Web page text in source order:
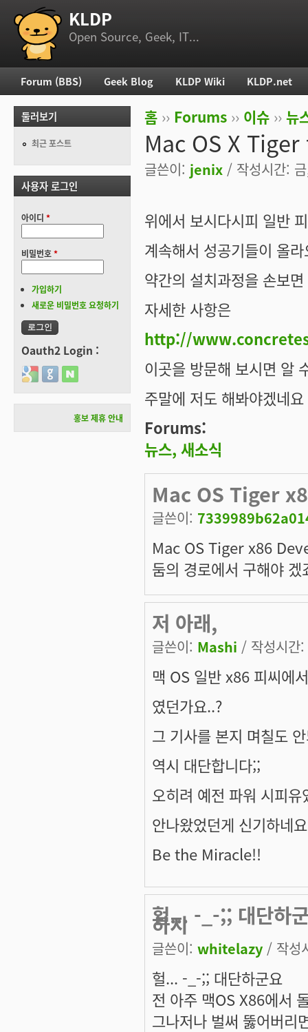
부 메뉴 KLDP
Open Source, Geek, IT...
현재 위치
홈 ›› Forums ›› 이슈 ›› 뉴
Mac OS X
글쓴이: jenix / 작성시간:
위에서 보시다시피 일반
계속해서 성공기들이 올
약간의 설치과정을 손보
자세한 사항은
http://
이곳을 방문해 보시면 알
주말에 저도 해봐야겠네
Forums:
뉴스, 새소식
Mac OS Tiger
글쓴이:
Mac OS Tiger x86
둠의 경로에서 구해야 겠
저 아래,
글쓴이: Mashi / 작성시
맥 OS 일반 x86 피씨에
였던가요..?
그 기사를 본지 며칠도
역시 대단합니다;;
오히려 예전 파워 시피
안나왔었던게 신기하네
Be the Miracle!!
헐... -_-;; 대단하
하지
글쓴이: whitelazy / 작성
헐... -_-;; 대단하군요
전 아주 맥OS X86에서
그나저나 벌써 뚫어버리
주 메뉴
Forum (BBS) Geek Blog KLDP Wiki KLDP.net
둘러보기
최근 포스트
사용자 로그인
아이디 *
비밀번호*
가입하기
새로운 비밀번호 요청하기
Oauth2 Login :
Login with Google
Login with GitHub
Login with Naver
홍보 제휴 안내